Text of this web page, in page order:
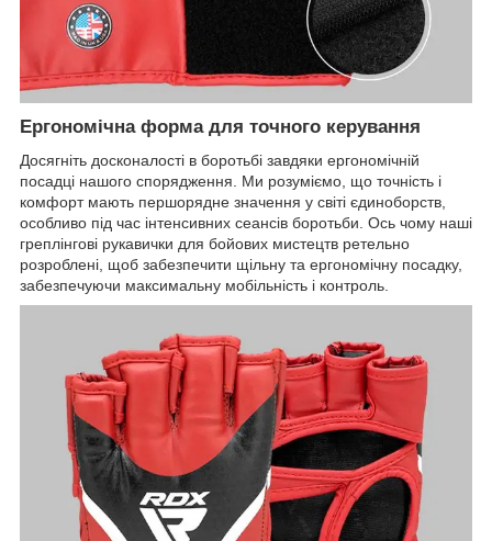
Ергономічна форма для точного керування
Досягніть досконалості в боротьбі завдяки ергономічній
посадці нашого спорядження. Ми розуміємо, що точність і
комфорт мають першорядне значення у світі єдиноборств,
особливо під час інтенсивних сеансів боротьби. Ось чому наші
греплінгові рукавички для бойових мистецтв ретельно
розроблені, щоб забезпечити щільну та ергономічну посадку,
забезпечуючи максимальну мобільність і контроль.